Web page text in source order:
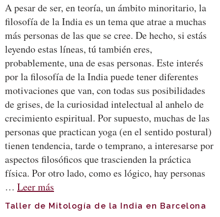
A pesar de ser, en teoría, un ámbito minoritario, la
filosofía de la India es un tema que atrae a muchas
más personas de las que se cree. De hecho, si estás
leyendo estas líneas, tú también eres,
probablemente, una de esas personas. Este interés
por la filosofía de la India puede tener diferentes
motivaciones que van, con todas sus posibilidades
de grises, de la curiosidad intelectual al anhelo de
crecimiento espiritual. Por supuesto, muchas de las
personas que practican yoga (en el sentido postural)
tienen tendencia, tarde o temprano, a interesarse por
aspectos filosóficos que trascienden la práctica
física. Por otro lado, como es lógico, hay personas
… Leer más
Taller de Mitología de la India en Barcelona